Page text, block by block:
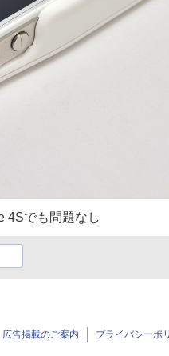
4Sでも問題なし
広告掲載のご案内 プライバシーポ